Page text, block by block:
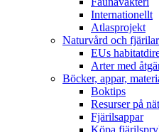
Internationellt
Atlasprojekt
Naturvård och fjärilar
EUs
Arter med
Böcker, appar,
Boktips
Resurser på
Fjärilsappar
Köpa